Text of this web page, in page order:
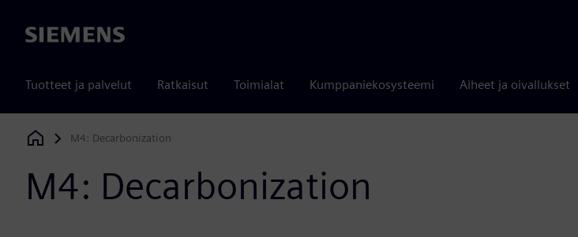
Siemens
Tuotteet ja palvelut Ratkaisut Toimialat Kumppaniekosysteemi Aiheet ja oivallukset
Siemens Digital Industries Software
M4: Decarbonization
M4: Decarbonization